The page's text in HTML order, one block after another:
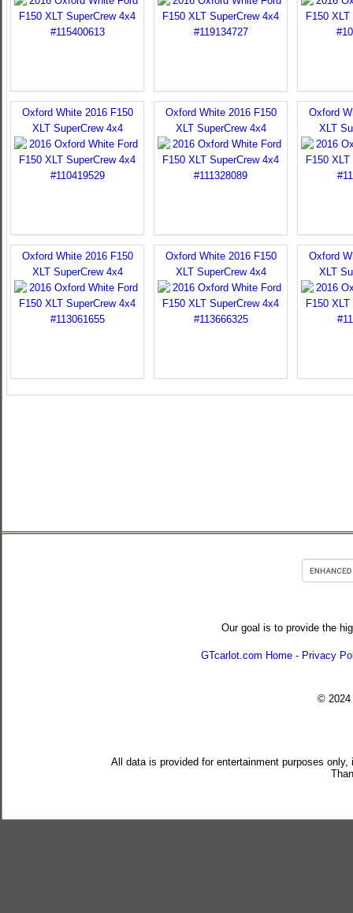
Oxford White 2016 F150
XLT SuperCrew 4x4
Oxford White 2016 F150
XLT SuperCrew 4x4
Oxford
XLT
Oxford White 2016 F150
XLT SuperCrew 4x4
Oxford White 2016 F150
XLT SuperCrew 4x4
Oxford
XLT
Our goal is to provide the
GTcarlot.com Home - Privacy
© 2024
All data is provided for entertainment purposes